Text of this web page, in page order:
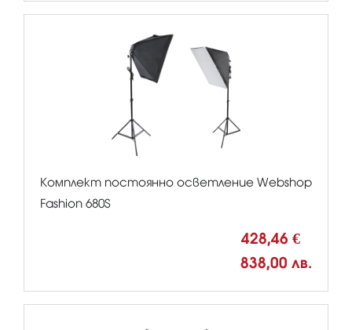
Комплект постоянно осветление Webshop
Fashion 680S
428,46 €
838,00 лв.